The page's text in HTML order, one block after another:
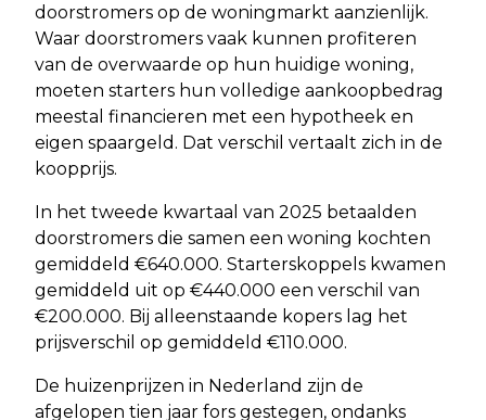
doorstromers op de woningmarkt aanzienlijk.
Waar doorstromers vaak kunnen profiteren
van de overwaarde op hun huidige woning,
moeten starters hun volledige aankoopbedrag
meestal financieren met een hypotheek en
eigen spaargeld. Dat verschil vertaalt zich in de
koopprijs.
In het tweede kwartaal van 2025 betaalden
doorstromers die samen een woning kochten
gemiddeld €640.000. Starterskoppels kwamen
gemiddeld uit op €440.000 een verschil van
€200.000. Bij alleenstaande kopers lag het
prijsverschil op gemiddeld €110.000.
De huizenprijzen in Nederland zijn de
afgelopen tien jaar fors gestegen, ondanks